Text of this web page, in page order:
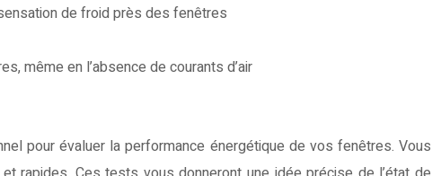
de froid près des fenêtres
même en l’absence de courants d’air
pour évaluer la performance énergétique de vos fenêtres. Vous